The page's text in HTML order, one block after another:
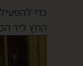
כדי
החץ ליד